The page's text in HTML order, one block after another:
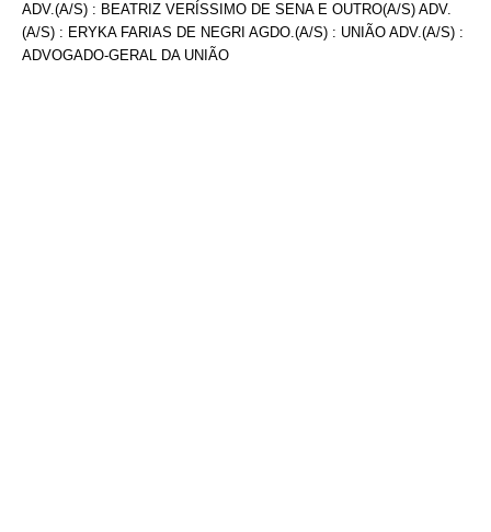
ADV.(A/S) : BEATRIZ VERÍSSIMO DE SENA E OUTRO(A/S) ADV.
(A/S) : ERYKA FARIAS DE NEGRI AGDO.(A/S) : UNIÃO ADV.(A/S) :
ADVOGADO-GERAL DA UNIÃO